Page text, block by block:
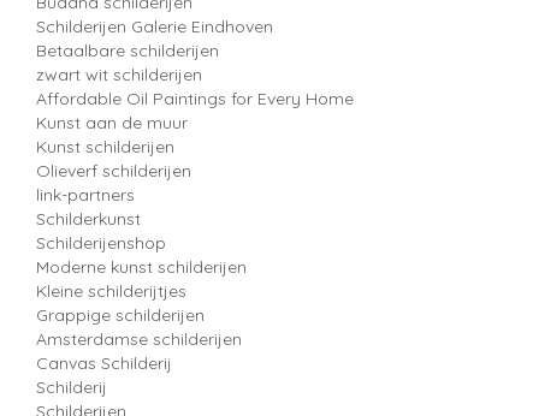
Schilderijen Galerie Eindhoven
Betaalbare schilderijen
zwart wit schilderijen
Affordable Oil Paintings for Every Home
Kunst aan de muur
Kunst schilderijen
Olieverf schilderijen
link-partners
Schilderkunst
Schilderijenshop
Moderne kunst schilderijen
Kleine schilderijtjes
Grappige schilderijen
Amsterdamse schilderijen
Canvas Schilderij
Schilderij
Schilderijen